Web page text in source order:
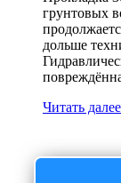
грунтовых
дольше
Читать далее